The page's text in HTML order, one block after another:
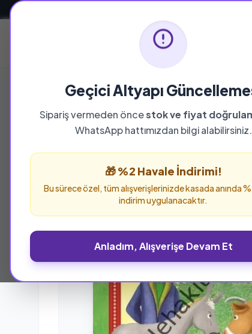
Geçici Altyapı
Sipariş vermeden öncestok ve fiyat
WhatsApp hattımızdan bilgi alabilirsiniz.
🎁 %2 Havale İndirimi!
Bu sürece özel, tüm alışverişlerinizde kasada anında
indirim uygulanacaktır.
Anladım, Alışverişe Devam Et